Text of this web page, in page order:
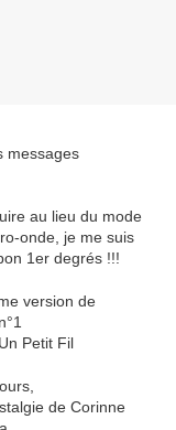
messages
au lieu du mode
onde, je me suis
1er degrés !!!
version de
Petit Fil
de Corinne